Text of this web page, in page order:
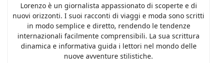
Lorenzo è un giornalista appassionato di scoperte e di
nuovi orizzonti. I suoi racconti di viaggi e moda sono scritti
in modo semplice e diretto, rendendo le tendenze
internazionali facilmente comprensibili. La sua scrittura
dinamica e informativa guida i lettori nel mondo delle
nuove avventure stilistiche.